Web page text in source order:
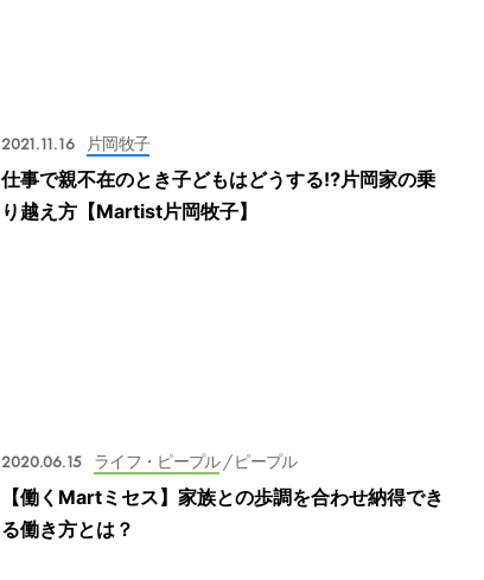
2021.11.16 片岡牧子
仕事で親不在のとき子どもはどうする⁉片岡家の乗
り越え方【Martist片岡牧子】
2020.06.15 ライフ・ピープル/ ピープル
【働くMartミセス】家族との歩調を合わせ納得でき
る働き方とは？